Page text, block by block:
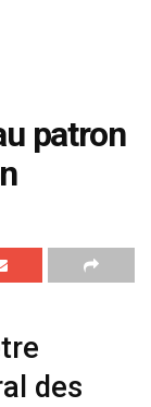
patron
des